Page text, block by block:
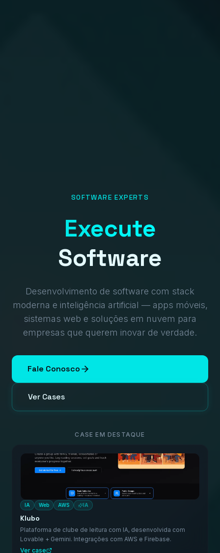
SOFTWARE EXPERTS
Execute
Software
Desenvolvimento de software com stack
moderna e inteligência artificial — apps móveis,
sistemas web e soluções em nuvem para
empresas que querem inovar de verdade.
Fale Conosco
Ver Cases
CASE EM DESTAQUE
IA Web AWS IA
Klubo
Plataforma de clube de leitura com IA, desenvolvida com
Lovable + Gemini. Integrações com AWS e Firebase.
Ver case